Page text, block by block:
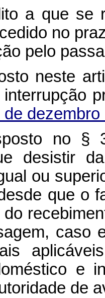
a que se
no
pelo
neste
de
no §
desistir
ou
que o
do
caso
e
de